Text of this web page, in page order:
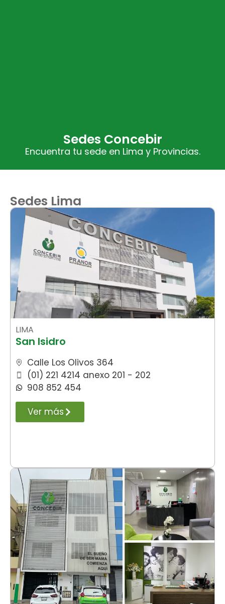
Sedes Concebir
Encuentra tu sede en Lima y Provincias.
Sedes Lima
LIMA
San Isidro
Calle Los Olivos 364
(01) 221 4214 anexo 201 - 202
908 852 454
Ver más